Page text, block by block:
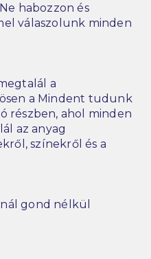
habozzon és
válaszolunk minden
a
a Mindent tudunk
részben, ahol minden
az anyag
színekről és a
gond nélkül